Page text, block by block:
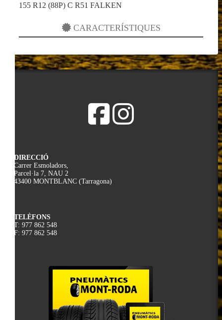
155 R12 (88P) C R51 FALKEN
CARACTERÍSTIQUES
DIRECCIÓ
Carrer Esmoladors,
Parcel·la 7, NAU 2
43400 MONTBLANC (Tarragona)
TELÈFONS
T: 977 862 548
F: 977 862 548